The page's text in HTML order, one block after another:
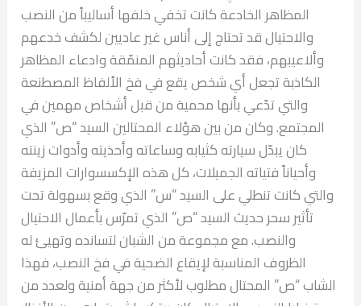
المظاهر الخادعة كانت تخفي خلفها أساليباً من النصب
والاحتيال قد تحتاج إلى أناس غير عاديين لكشف خدعهم
وألاعيبهم، فقد كانت أحاديثهم المنمّقة وادعاء المظاهر
الكاذبة تجعل أي شخص يقع في فخ الألفاظ المصطنعة
والتي تدّعي بأنها محمية من قبل أشخاص مهمين في
المجتمع. وكان من بين هؤلاء المحتالين السيد “ص” الذي
كان يبدّل سيارته كثيابه وساعاته وأحذيته وأدوات زينته
وأحياناً فتياته الجميلات، كل هذه الإكسسوارات المزيفة
والتي كانت تنطلي على السيد “س” الذي وقع بسهولة تحت
تأثير سحر حديث السيد “ص” الذي تمرّس بأعمال الاحتيال
والنصب. مع مجموعة من الشبان لتسانده وتهيئ له
الظروف المناسبة لإيقاع الضحية في فخ النصب، فهذا
الشاب “ص” المحتال مطلوب لأكثر من جهة أمنية ولعدد من